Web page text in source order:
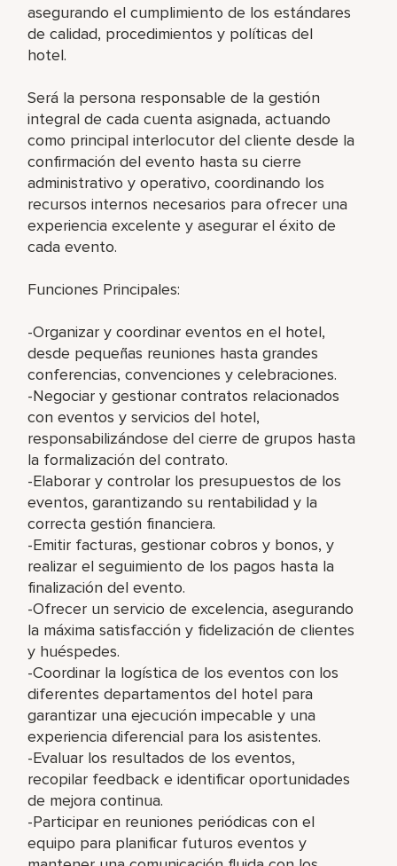
asegurando el cumplimiento de los estándares
de calidad, procedimientos y políticas del
hotel.
Será la persona responsable de la gestión
integral de cada cuenta asignada, actuando
como principal interlocutor del cliente desde la
confirmación del evento hasta su cierre
administrativo y operativo, coordinando los
recursos internos necesarios para ofrecer una
experiencia excelente y asegurar el éxito de
cada evento.
Funciones Principales:
-Organizar y coordinar eventos en el hotel,
desde pequeñas reuniones hasta grandes
conferencias, convenciones y celebraciones.
-Negociar y gestionar contratos relacionados
con eventos y servicios del hotel,
responsabilizándose del cierre de grupos hasta
la formalización del contrato.
-Elaborar y controlar los presupuestos de los
eventos, garantizando su rentabilidad y la
correcta gestión financiera.
-Emitir facturas, gestionar cobros y bonos, y
realizar el seguimiento de los pagos hasta la
finalización del evento.
-Ofrecer un servicio de excelencia, asegurando
la máxima satisfacción y fidelización de clientes
y huéspedes.
-Coordinar la logística de los eventos con los
diferentes departamentos del hotel para
garantizar una ejecución impecable y una
experiencia diferencial para los asistentes.
-Evaluar los resultados de los eventos,
recopilar feedback e identificar oportunidades
de mejora continua.
-Participar en reuniones periódicas con el
equipo para planificar futuros eventos y